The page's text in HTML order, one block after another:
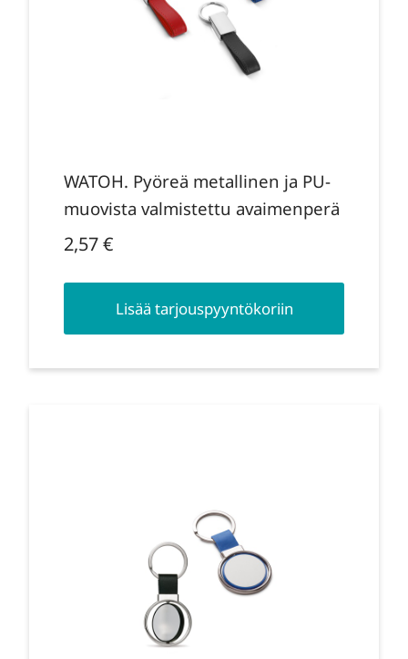
WATOH. Pyöreä metallinen ja PU-
muovista valmistettu avaimenperä
2,57€
Lisää tarjouspyyntökoriin